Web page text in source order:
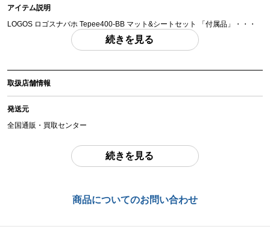
アイテム説明
LOGOS ロゴスナバホ Tepee400-BB マット&シートセット 「付属品」・・・
写真のものがすべてになります。
(撮影、運搬備品は除く)
アイテム状態
中古：C（使用感あり/キズ、ヨゴレあり）
使用に伴う、傷、汚れ等ございます。
弊社にて設営をしての詳細確認を行っておりません。
木くずの残留がややございます。
続きを見る
取扱店舗情報
発送元
全国通販・買取センター
東京都江戸川区中葛西6-10-15 2F
続きを見る
商品についてのお問い合わせ